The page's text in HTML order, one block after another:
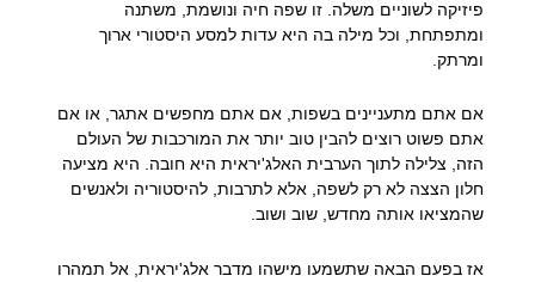
פיזיקה לשוניים משלה. זו שפה חיה ונושמת, משתנה
ומתפתחת, וכל מילה בה היא עדות למסע היסטורי ארוך
ומרתק.
אם אתם מתעניינים בשפות, אם אתם מחפשים אתגר, או אם
אתם פשוט רוצים להבין טוב יותר את המורכבות של העולם
הזה, צלילה לתוך הערבית האלג'יראית היא חובה. היא מציעה
חלון הצצה לא רק לשפה, אלא לתרבות, להיסטוריה ולאנשים
שהמציאו אותה מחדש, שוב ושוב.
אז בפעם הבאה שתשמעו מישהו מדבר אלג'יראית, אל תמהרו